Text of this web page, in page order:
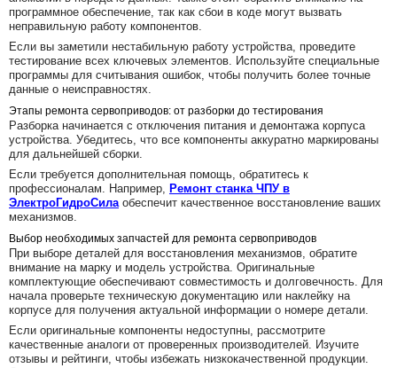
программное обеспечение, так как сбои в коде могут вызвать
неправильную работу компонентов.
Если вы заметили нестабильную работу устройства, проведите
тестирование всех ключевых элементов. Используйте специальные
программы для считывания ошибок, чтобы получить более точные
данные о неисправностях.
Этапы ремонта сервоприводов: от разборки до тестирования
Разборка начинается с отключения питания и демонтажа корпуса
устройства. Убедитесь, что все компоненты аккуратно маркированы
для дальнейшей сборки.
Если требуется дополнительная помощь, обратитесь к
профессионалам. Например, Ремонт станка ЧПУ в
ЭлектроГидроСилаобеспечит качественное восстановление ваших
механизмов.
Выбор необходимых запчастей для ремонта сервоприводов
При выборе деталей для восстановления механизмов, обратите
внимание на марку и модель устройства. Оригинальные
комплектующие обеспечивают совместимость и долговечность. Для
начала проверьте техническую документацию или наклейку на
корпусе для получения актуальной информации о номере детали.
Если оригинальные компоненты недоступны, рассмотрите
качественные аналоги от проверенных производителей. Изучите
отзывы и рейтинги, чтобы избежать низкокачественной продукции.